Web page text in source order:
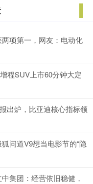
项第一，网友：电动化
程SUV上市60分钟大定
出炉，比亚迪核心指标领
问道V9想当电影节的“隐
集团：经营依旧稳健，